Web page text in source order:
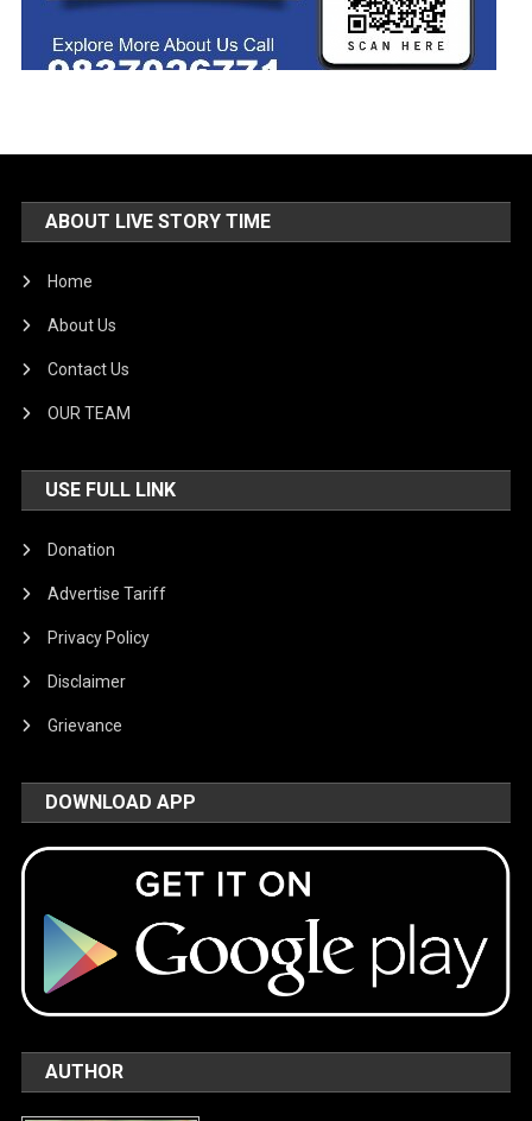
ABOUT LIVE STORY TIME
Home
About Us
Contact Us
OUR TEAM
USE FULL LINK
Donation
Advertise Tariff
Privacy Policy
Disclaimer
Grievance
DOWNLOAD APP
AUTHOR